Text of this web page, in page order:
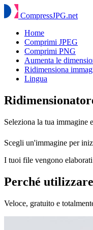
CompressJPG.net
Home
Comprimi JPEG
Comprimi PNG
Aumenta le
Ridimensiona
Lingua
Seleziona la tua immagine
Scegli un'immagine per
I tuoi file vengono
Perché
Veloce, gratuito e